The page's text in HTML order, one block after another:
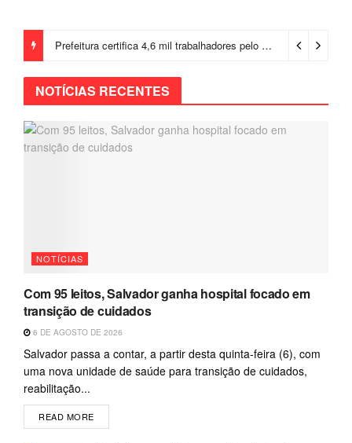
Prefeitura certifica 4,6 mil trabalhadores pelo programa Treinar para Empregar e realiza Feirão de Empregabilidade
NOTÍCIAS RECENTES
NOTÍCIAS
Com 95 leitos, Salvador ganha hospital focado em
transição de cuidados
6 DE AGOSTO DE 2026
Salvador passa a contar, a partir desta quinta-feira (6), com
uma nova unidade de saúde para transição de cuidados,
reabilitação...
READ MORE